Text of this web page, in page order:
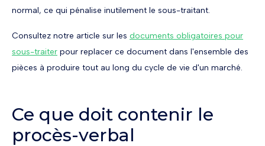
normal, ce qui pénalise inutilement le sous-traitant.
Consultez notre article sur les documents obligatoires pour
sous-traiter pour replacer ce document dans l'ensemble des
pièces à produire tout au long du cycle de vie d'un marché.
Ce que doit contenir le
procès-verbal